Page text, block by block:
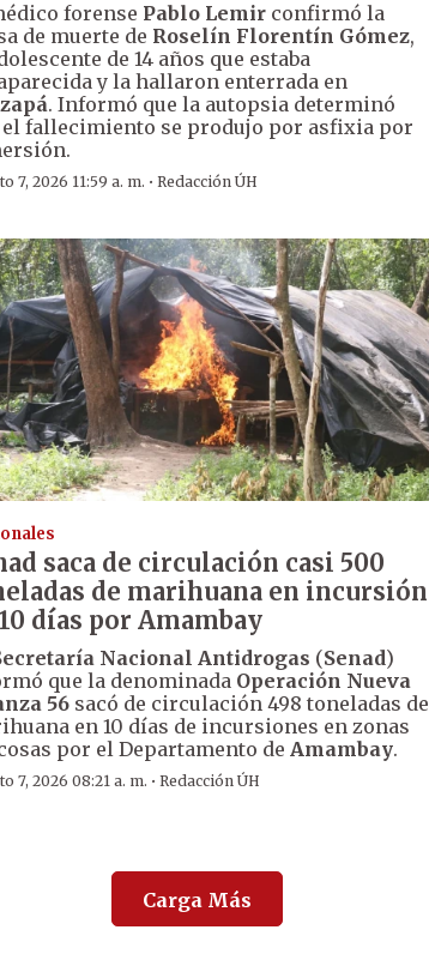
forense Pablo Lemir confirmó la
de muerte de Roselín Florentín Gómez,
de 14 años que estaba
y la hallaron enterrada en
. Informó que la autopsia determinó
el fallecimiento se produjo por asfixia por
7, 2026 11:59 a. m. ·Redacción ÚH
saca de circulación casi 500
de marihuana en incursión
días por Amambay
Nacional Antidrogas (Senad)
que la denominada Operación Nueva
56 sacó de circulación 498 toneladas de
en 10 días de incursiones en zonas
por el Departamento de Amambay.
7, 2026 08:21 a. m. ·Redacción ÚH
Carga Más